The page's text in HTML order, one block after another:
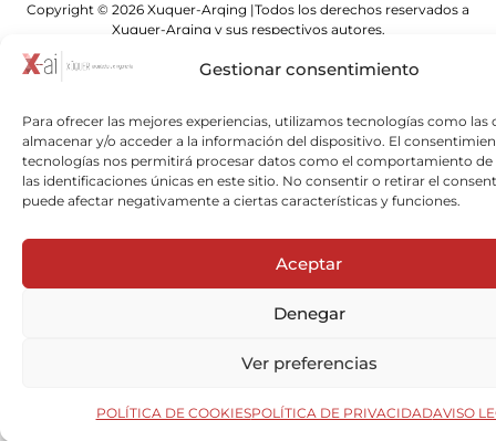
Gestionar consentimiento
Para ofrecer las mejores experiencias, utilizamos tecnologías como las
almacenar y/o acceder a la información del dispositivo. El
tecnologías nos permitirá procesar datos como el comportamiento de
las identificaciones únicas en este sitio. No consentir o retirar el
puede afectar negativamente a ciertas características y funciones.
Aceptar
Denegar
Ver preferencias
POLÍTICA DE COOKIESPOLÍTICA DE PRIVACIDADAVISO
Copyright © 2026 Xuquer-Arqing |Todos los derechos reservados a
Xuquer-Arqing y sus respectivos autores.